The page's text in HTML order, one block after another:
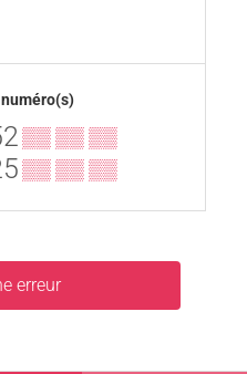
▒▒ ▒▒ ▒▒
▒▒ ▒▒ ▒▒
erreur